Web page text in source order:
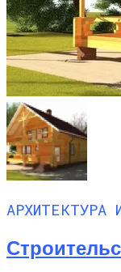
АРХИТЕКТУРА